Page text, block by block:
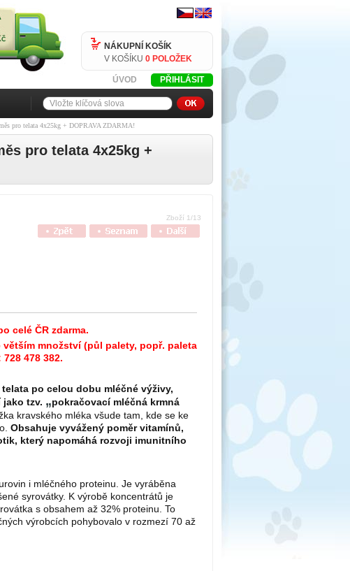
NÁKUPNÍ KOŠÍK
V KOŠÍKU 0 POLOŽEK
PŘIHLÁSIT
ÚVOD
pro telata 4x25kg + DOPRAVA ZDARMA!
pro telata 4x25kg +
Zboží 1/13
celé ČR zdarma.
množství (půl palety, popř. paleta
478 382.
po celou dobu mléčné výživy,
tzv. „pokračovací mléčná krmná
kravského mléka všude tam, kde se ke
Obsahuje vyvážený poměr vitamínů,
který napomáhá rozvoji imunitního
i mléčného proteinu. Je vyráběna
syrovátky. K výrobě koncentrátů je
s obsahem až 32% proteinu. To
výrobcích pohybovalo v rozmezí 70 až